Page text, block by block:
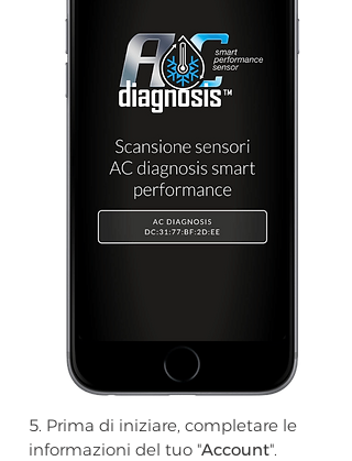
5. Prima di iniziare, completare le
informazioni del tuo "Account".